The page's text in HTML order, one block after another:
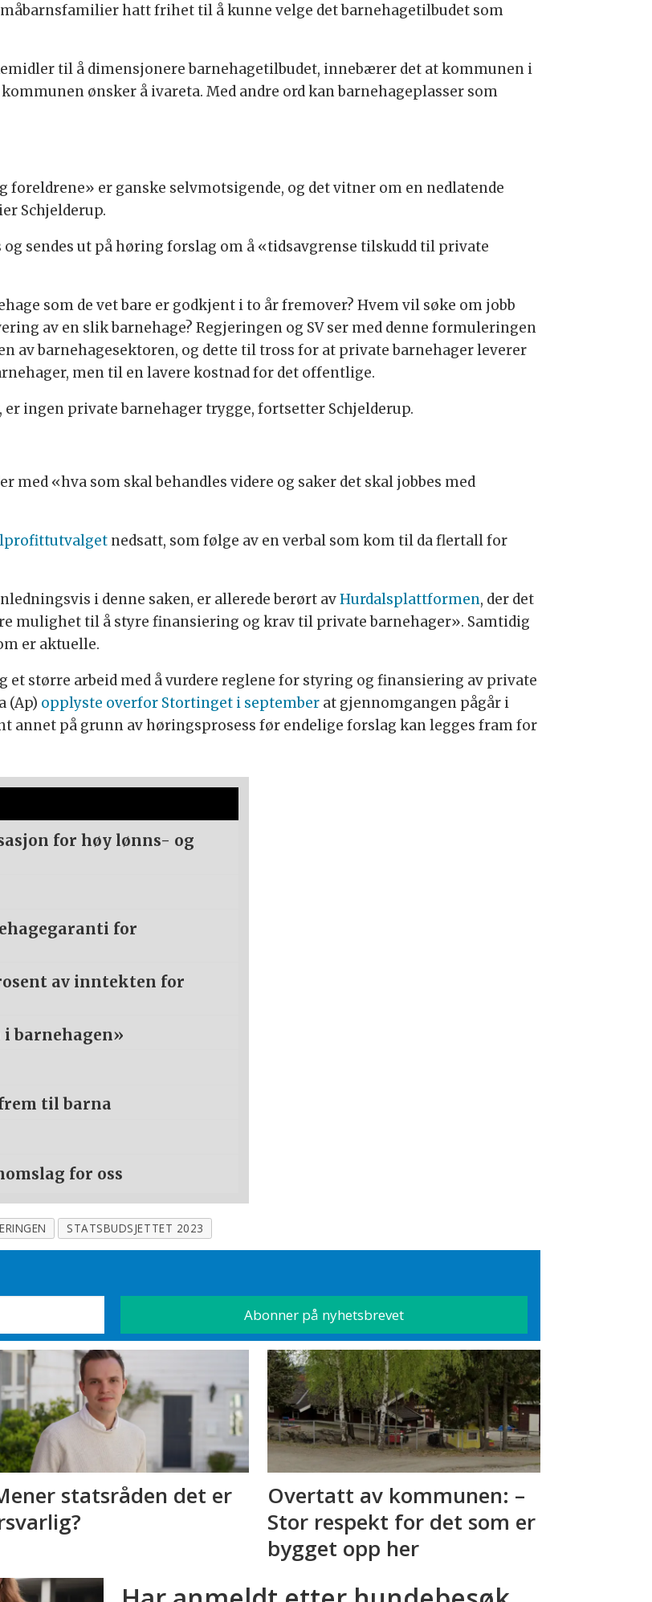
hatt frihet til å kunne velge det barnehagetilbudet som
til å dimensjonere barnehagetilbudet, innebærer det at kommunen i
ønsker å ivareta. Med andre ord kan barnehageplasser som
foreldrene» er ganske selvmotsigende, og det vitner om en nedlatende
Schjelderup.
sendes ut på høring forslag om å «tidsavgrense tilskudd til private
som de vet bare er godkjent i to år fremover? Hvem vil søke om jobb
av en slik barnehage? Regjeringen og SV ser med denne formuleringen
av barnehagesektoren, og dette til tross for at private barnehager leverer
men til en lavere kostnad for det offentlige.
ingen private barnehager trygge, fortsetter Schjelderup.
med «hva som skal behandles videre og saker det skal jobbes med
nedsatt, som følge av en verbal som kom til da flertall for
i denne saken, er allerede berørt avHurdalsplattformen, der det
mulighet til å styre finansiering og krav til private barnehager». Samtidig
er aktuelle.
et større arbeid med å vurdere reglene for styring og finansiering av private
(Ap) opplyste overfor Stortinget i september at gjennomgangen pågår i
annet på grunn av høringsprosess før endelige forslag kan legges fram for
for høy lønns- og
for
av inntekten for
barnehagen»
til barna
for oss
STATSBUDSJETTET 2023
statsråden det er
Overtatt av kommunen: –
Stor respekt for det som er
bygget opp her